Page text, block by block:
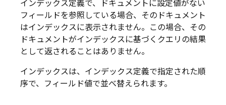
インデックス定義で、ドキュメントに設定値がない
フィールドを参照している場合、そのドキュメント
はインデックスに表示されません。この場合、その
ドキュメントがインデックスに基づくクエリの結果
として返されることはありません。
インデックスは、インデックス定義で指定された順
序で、フィールド値で並べ替えられます。